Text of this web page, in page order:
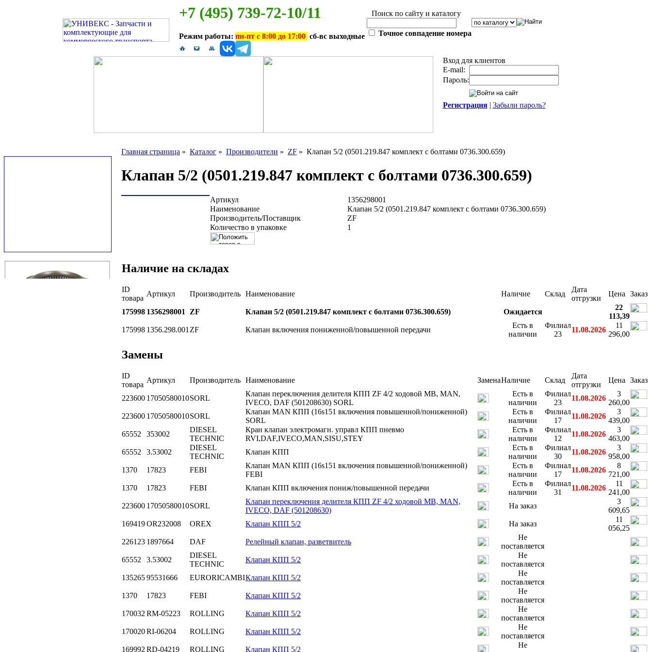
+7 (495) 739-72-10/11
Режим работы: пн-пт с 8:00 до 17:00 сб-вс выходные
Поиск по сайту и каталогу
Точное совпадение номера
Вход для клиентов
E-mail:
Пароль:
Регистрация| Забыли пароль?
Главная страница » Каталог » Производители » ZF » Клапан 5/2 (0501.219.847 комплект с болтами 0736.300.659)
Клапан 5/2 (0501.219.847 комплект с болтами 0736.300.659)
Артикул
1356298001
Наименование
Клапан 5/2 (0501.219.847 комплект с болтами 0736.300.659)
Производитель/Поставщик
ZF
Количество в упаковке
1
Наличие на складах
ID
товара
Артикул Производитель Наименование Наличие Склад
Дата
отгрузки
Цена Заказ
175998 1356298001 ZF Клапан 5/2 (0501.219.847 комплект с болтами 0736.300.659) Ожидается
22
113,39
175998 1356.298.001 ZF Клапан включения пониженной/повышенной передачи
Есть в
наличии
Филиал
23
11.08.2026
11
296,00
Замены
ID
товара
Артикул Производитель Наименование ЗаменаНаличие Склад
Дата
отгрузки
Цена Заказ
223600 17050580010SORL
Клапан переключения делителя КПП ZF 4/2 ходовой MB, MAN,
IVECO, DAF (501208630) SORL
Есть в
наличии
Филиал
23
11.08.2026
3
260,00
223600 17050580010SORL
Клапан MAN КПП (16s151 включения повышенной/пониженной)
SORL
Есть в
наличии
Филиал
17
11.08.2026
3
439,00
65552
353002
DIESEL
TECHNIC
Кран клапан электромагн. управл КПП пневмо
RVI,DAF,IVECO,MAN,SISU,STEY
Есть в
наличии
Филиал
12
11.08.2026
3
463,00
65552
3.53002
DIESEL
TECHNIC
Клапан КПП
Есть в
наличии
Филиал
30
11.08.2026
3
958,00
1370
17823 FEBI
Клапан MAN КПП (16s151 включения повышенной/пониженной)
FEBI
Есть в
наличии
Филиал
17
11.08.2026
8
721,00
1370
17823 FEBI Клапан КПП включения пониж/повышенной передачи
Есть в
наличии
Филиал
31
11.08.2026
11
241,00
223600 17050580010SORL
Клапан переключения делителя КПП ZF 4/2 ходовой MB, MAN,
IVECO, DAF (501208630)
На заказ
3
609,65
169419OR232008 OREX Клапан КПП 5/2 На заказ
11
056,25
226123 1897664 DAF Релейный клапан, разветвитель
Не
поставляется
65552
3.53002
DIESEL
TECHNIC
Клапан КПП 5/2
Не
поставляется
13526595531666 EURORICAMBIКлапан КПП 5/2
Не
поставляется
1370
17823 FEBI Клапан КПП 5/2
Не
поставляется
170032 RM-05223 ROLLING Клапан КПП 5/2
Не
поставляется
170020RI-06204 ROLLING Клапан КПП 5/2
Не
поставляется
169992 RD-04219 ROLLING Клапан КПП 5/2
Не